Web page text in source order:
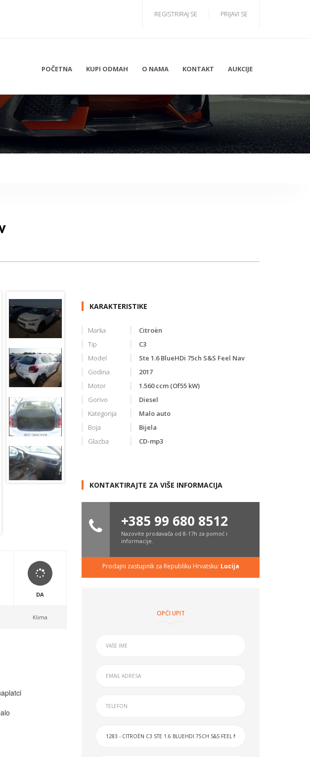
PRIJAVI SE
REGISTRIRAJ SE
POČETNA KUPI ODMAH O NAMA KONTAKT AUKCIJE
DA
Klima
KARAKTERISTIKE
Marka
Citroën
Tip
C3
Model
Ste 1.6 BlueHDi 75ch S&S Feel Nav
Godina
2017
Motor
1.560 ccm (Of55 kW)
Gorivo
Diesel
Kategorija
Malo auto
Boja
Bijela
Glazba
CD-mp3
KONTAKTIRAJTE ZA VIŠE INFORMACIJA
+385 99 680 8512
Nazovite prodavača od 8-17h za pomoć i
informacije.
Prodajni zastupnik za Republiku Hrvatsku: Lucija
OPĆI UPIT